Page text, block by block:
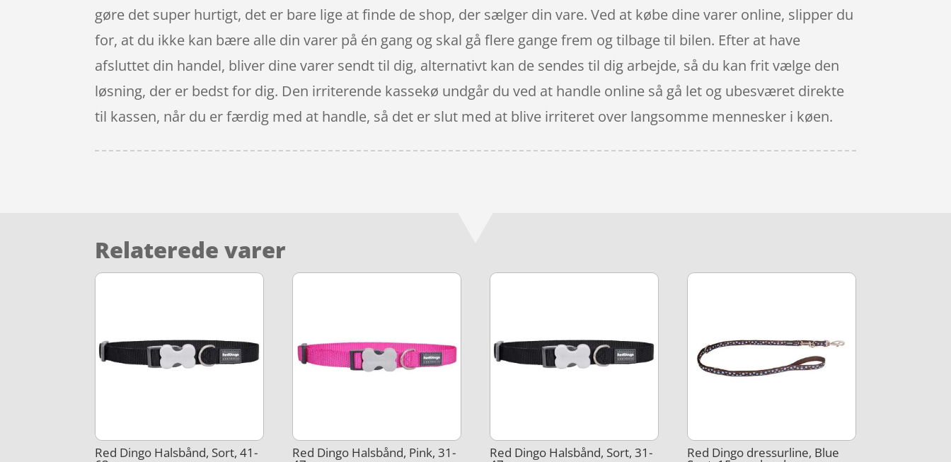
gøre det super hurtigt, det er bare lige at finde de shop, der sælger din vare. Ved at købe dine varer online, slipper du
for, at du ikke kan bære alle din varer på én gang og skal gå flere gange frem og tilbage til bilen. Efter at have
afsluttet din handel, bliver dine varer sendt til dig, alternativt kan de sendes til dig arbejde, så du kan frit vælge den
løsning, der er bedst for dig. Den irriterende kassekø undgår du ved at handle online så gå let og ubesværet direkte
til kassen, når du er færdig med at handle, så det er slut med at blive irriteret over langsomme mennesker i køen.
Relaterede varer
Red Dingo Halsbånd, Sort, 41- Red Dingo Halsbånd, Pink, 31- Red Dingo Halsbånd, Sort, 31- Red Dingo dressurline, Blue